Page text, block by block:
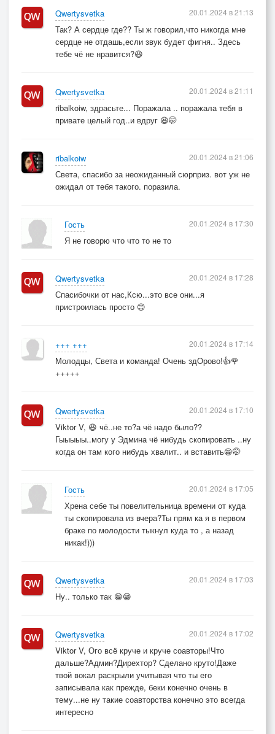
Qwertysvetka
Так? А сердце где?? Ты ж говорил,что никогда мне
сердце не отдашь,если звук будет фигня.. Здесь
тебе чё не нравится?😆
20.01.2024 в 21:13
Qwertysvetka
ribalkoiw, здрасьте... Поражала .. поражала тебя в
привате целый год..и вдруг 😆🤭
20.01.2024 в 21:11
ribalkoiw
Света, спасибо за неожиданный сюрприз. вот уж не
ожидал от тебя такого. поразила.
20.01.2024 в 21:06
Гость
Я не говорю что что то не то
20.01.2024 в 17:30
Qwertysvetka
Спасибочки от нас,Ксю...это все они...я
пристроилась просто 😊
20.01.2024 в 17:28
+++ +++
Молодцы, Света и команда! Очень здОрово!👍🌹
+++++
20.01.2024 в 17:14
Qwertysvetka
Viktor V, 😆 чё..не то?а чё надо было??
Гыыыыы..могу у Эдмина чё нибудь скопировать ..ну
когда он там кого нибудь хвалит.. и вставить😁🤭
20.01.2024 в 17:10
Гость
Хрена себе ты повелительница времени от куда
ты скопировала из вчера?Ты прям ка я в первом
браке по молодости тыкнул куда то , а назад
никак!)))
20.01.2024 в 17:05
Qwertysvetka
Ну.. только так 😁😁
20.01.2024 в 17:03
Qwertysvetka
Viktor V, Ого всё круче и круче соавторы!Что
дальше?Админ?Дирехтор? Сделано круто!Даже
твой вокал раскрыли учитывая что ты его
записывала как прежде, беки конечно очень в
тему...не ну такие соавторства конечно это всегда
интересно
20.01.2024 в 17:02